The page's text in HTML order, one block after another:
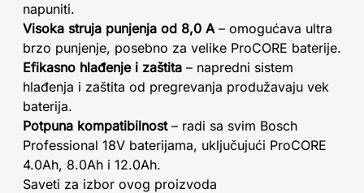
napuniti.
Visoka struja punjenja od 8,0 A– omogućava ultra
brzo punjenje, posebno za velike ProCORE baterije.
Efikasno hlađenje i zaštita – napredni sistem
hlađenja i zaštita od pregrevanja produžavaju vek
baterija.
Potpuna kompatibilnost– radi sa svim Bosch
Professional 18V baterijama, uključujući ProCORE
4.0Ah, 8.0Ah i 12.0Ah.
Saveti za izbor ovog proizvoda